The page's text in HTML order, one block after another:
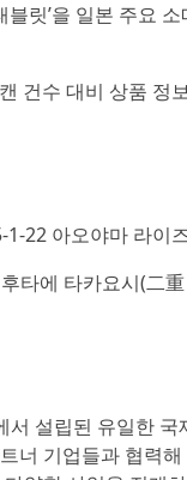
블릿’을 일본 주요
건수 대비 상품 정
22 아오야마 라
타에 타카요시(二
서 설립된 유일한
너 기업들과 협력